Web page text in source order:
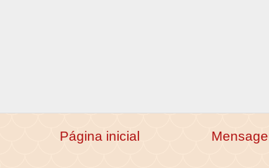
Página inicial